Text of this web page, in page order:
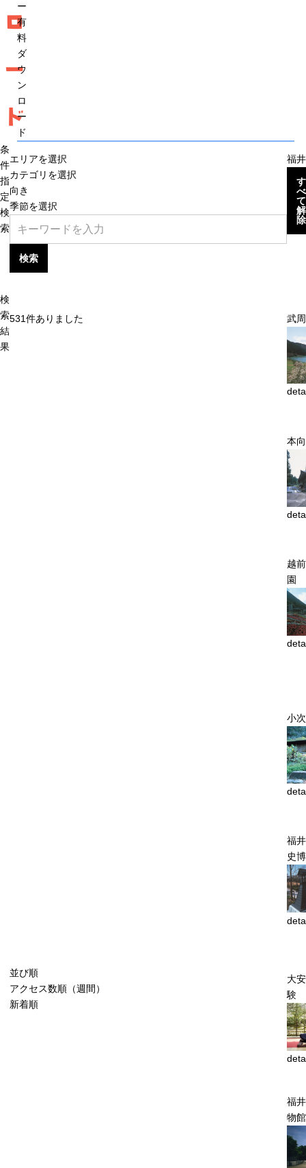
ロ
ー
ド
ー
有
料
ダ
ウ
ン
ロ
ー
ド
条
件
指
定
検
索
エリアを選択
カテゴリを選択
向き
季節を選択
検索
福
す
べ
て
解
除
検
索
結
果
531件ありました
並び順
アクセス数順（週間）
新着順
武
本
越
園
小
福
史
大
験
福
物館